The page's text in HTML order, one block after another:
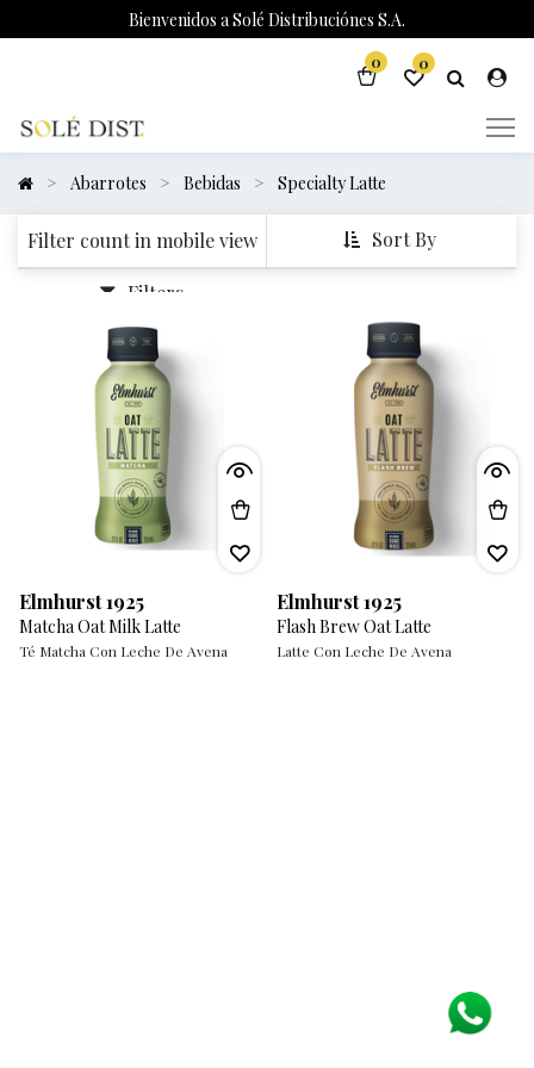
Bienvenidos a Solé Distribuciónes S.A.
0 0
Abarrotes Bebidas Specialty Latte
Filter count in mobile view
Filters
Sort By
Elmhurst 1925
Matcha Oat Milk Latte
Té Matcha Con Leche De Avena
Elmhurst 1925
Flash Brew Oat Latte
Latte Con Leche De Avena